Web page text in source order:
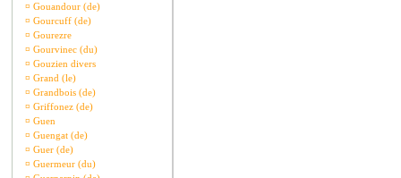
¤ Gouandour (de)
¤ Gourcuff (de)
¤ Gourezre
¤ Gourvinec (du)
¤ Gouzien divers
¤ Grand (le)
¤ Grandbois (de)
¤ Griffonez (de)
¤ Guen
¤ Guengat (de)
¤ Guer (de)
¤ Guermeur (du)